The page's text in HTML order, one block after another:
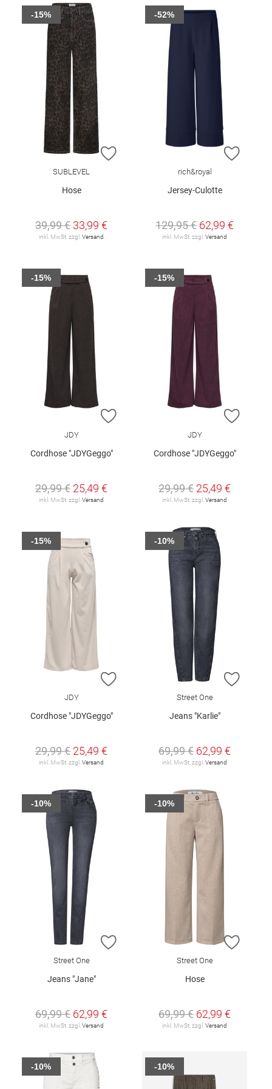
ZUR WUNSCHLISTE HINZUFÜGEN
SUBLEVEL
Hose
39,99 € 33,99 €
inkl. MwSt. zzgl. Versand
-15%
ZUR
rich&royal
Jersey-Culotte
129,95 € 62,99 €
inkl. MwSt. zzgl. Versand
-52%
ZUR WUNSCHLISTE HINZUFÜGEN
JDY
Cordhose "JDYGeggo"
29,99 € 25,49 €
inkl. MwSt. zzgl. Versand
-15%
ZUR
JDY
Cordhose "JDYGeggo"
29,99 € 25,49 €
inkl. MwSt. zzgl. Versand
-15%
ZUR WUNSCHLISTE HINZUFÜGEN
JDY
Cordhose "JDYGeggo"
29,99 € 25,49 €
inkl. MwSt. zzgl.Versand
-15%
ZUR
Street One
Jeans "Karlie"
69,99 € 62,99 €
inkl. MwSt. zzgl.Versand
-10%
ZUR WUNSCHLISTE HINZUFÜGEN
Street One
Jeans "Jane"
69,99 € 62,99 €
inkl. MwSt. zzgl.Versand
-10%
ZUR
Street One
Hose
69,99 € 62,99 €
inkl. MwSt. zzgl.Versand
-10%
-10% -10%